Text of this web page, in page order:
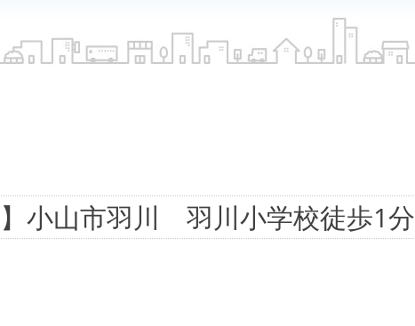
】小山市羽川 羽川小学校徒歩1分